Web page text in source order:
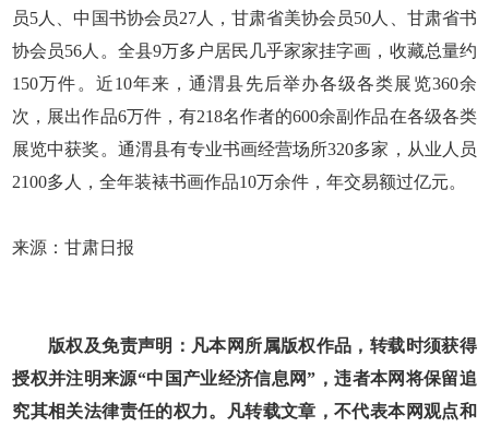
员5人、中国书协会员27人，甘肃省美协会员50人、甘肃省书
协会员56人。全县9万多户居民几乎家家挂字画，收藏总量约
150万件。近10年来，通渭县先后举办各级各类展览360余
次，展出作品6万件，有218名作者的600余副作品在各级各类
展览中获奖。通渭县有专业书画经营场所320多家，从业人员
2100多人，全年装裱书画作品10万余件，年交易额过亿元。
来源：甘肃日报
版权及免责声明：凡本网所属版权作品，转载时须获得
授权并注明来源“中国产业经济信息网”，违者本网将保留追
究其相关法律责任的权力。凡转载文章，不代表本网观点和